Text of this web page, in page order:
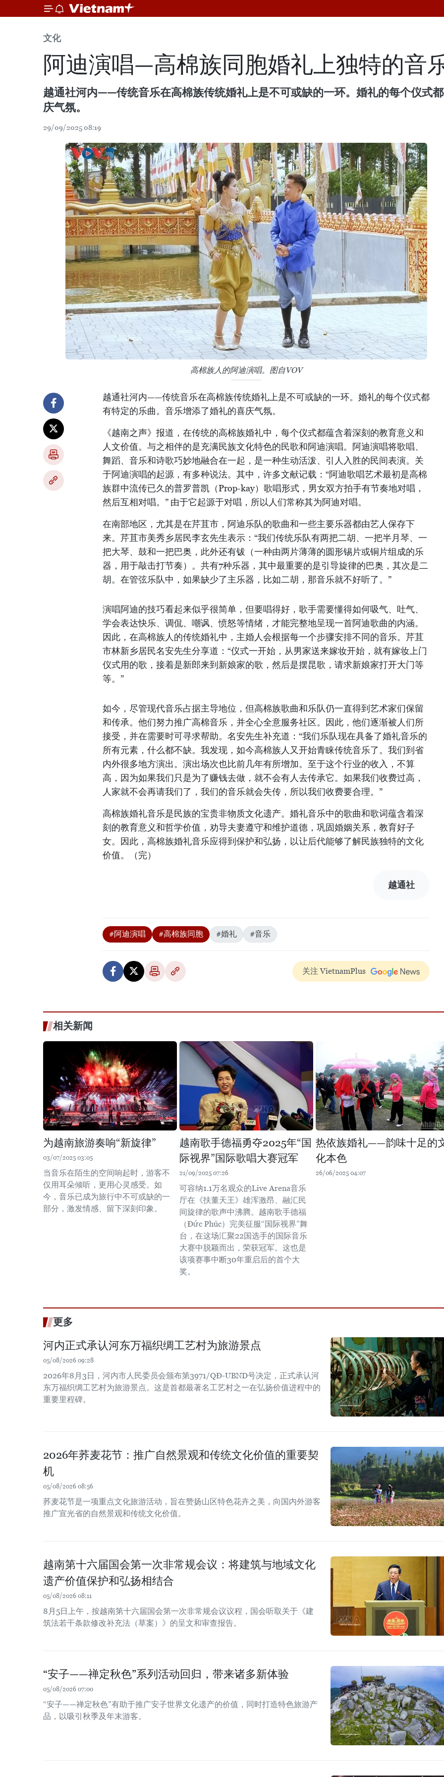
文化
阿迪演唱—高棉族同胞婚礼上独特的音
越通社河内——传统音乐在高棉族传统婚礼上是不可或缺的一环。婚礼的每个仪式
庆气氛。
29/09/2025 08:19
高棉族人的阿迪演唱。图自VOV
越通社河内——传统音乐在高棉族传统婚礼上是不可或缺的一环。婚礼的每个仪式都
有特定的乐曲。音乐增添了婚礼的喜庆气氛。
《越南之声》报道，在传统的高棉族婚礼中，每个仪式都蕴含着深刻的教育意义和
人文价值。与之相伴的是充满民族文化特色的民歌和阿迪演唱。阿迪演唱将歌唱、
舞蹈、音乐和诗歌巧妙地融合在一起，是一种生动活泼、引人入胜的民间表演。关
于阿迪演唱的起源，有多种说法。其中，许多文献记载：“阿迪歌唱艺术最初是高棉
族群中流传已久的普罗普凯（Prop-kay）歌唱形式，男女双方拍手有节奏地对唱，
然后互相对唱。” 由于它起源于对唱，所以人们常称其为阿迪对唱。
在南部地区，尤其是在芹苴市，阿迪乐队的歌曲和一些主要乐器都由艺人保存下
来。芹苴市美秀乡居民李玄先生表示：“我们传统乐队有两把二胡、一把半月琴、一
把大琴、鼓和一把巴奥，此外还有钹（一种由两片薄薄的圆形锡片或铜片组成的乐
器，用于敲击打节奏）。共有7种乐器，其中最重要的是引导旋律的巴奥，其次是二
胡。在管弦乐队中，如果缺少了主乐器，比如二胡，那音乐就不好听了。”
演唱阿迪的技巧看起来似乎很简单，但要唱得好，歌手需要懂得如何吸气、吐气、
学会表达快乐、调侃、嘲讽、愤怒等情绪，才能完整地呈现一首阿迪歌曲的内涵。
因此，在高棉族人的传统婚礼中，主婚人会根据每一个步骤安排不同的音乐。芹苴
市林新乡居民名安先生分享道：“仪式一开始，从男家送来嫁妆开始，就有嫁妆上门
仪式用的歌，接着是新郎来到新娘家的歌，然后是摆昆歌，请求新娘家打开大门等
等。”
如今，尽管现代音乐占据主导地位，但高棉族歌曲和乐队仍一直得到艺术家们保留
和传承。他们努力推广高棉音乐，并全心全意服务社区。因此，他们逐渐被人们所
接受，并在需要时可寻求帮助。名安先生补充道：“我们乐队现在具备了婚礼音乐的
所有元素，什么都不缺。我发现，如今高棉族人又开始青睐传统音乐了。我们到省
内外很多地方演出。演出场次也比前几年有所增加。至于这个行业的收入，不算
高，因为如果我们只是为了赚钱去做，就不会有人去传承它。如果我们收费过高，
人家就不会再请我们了，我们的音乐就会失传，所以我们收费要合理。”
高棉族婚礼音乐是民族的宝贵非物质文化遗产。婚礼音乐中的歌曲和歌词蕴含着深
刻的教育意义和哲学价值，劝导夫妻遵守和维护道德，巩固婚姻关系，教育好子
女。因此，高棉族婚礼音乐应得到保护和弘扬，以让后代能够了解民族独特的文化
价值。（完）
越通社
#阿迪演唱 #高棉族同胞 #婚礼 #音乐
关注 VietnamPlus
相关新闻
为越南旅游奏响“新旋律”
03/07/2025 03:05
当音乐在陌生的空间响起时，游客不
仅用耳朵倾听，更用心灵感受。如
今，音乐已成为旅行中不可或缺的一
部分，激发情感、留下深刻印象。
越南歌手德福勇夺2025年“国
际视界”国际歌唱大赛冠军
21/09/2025 07:26
可容纳1.1万名观众的Live Arena音乐
厅在《扶董天王》雄浑激昂、融汇民
间旋律的歌声中沸腾。越南歌手德福
（Đức Phúc）完美征服“国际视界”舞
台，在这场汇聚22国选手的国际音乐
大赛中脱颖而出，荣获冠军。这也是
该项赛事中断30年重启后的首个大
奖。
热依族婚礼——韵味十足的
化本色
26/06/2025 04:07
更多
河内正式承认河东万福织绸工艺村为旅游景点
05/08/2026 09:28
2026年8月3日，河内市人民委员会颁布第3971/QĐ-UBND号决定，正式承认河
东万福织绸工艺村为旅游景点。这是首都最著名工艺村之一在弘扬价值进程中的
重要里程碑。
2026年荞麦花节：推广自然景观和传统文化价值的重要契
机
05/08/2026 08:56
荞麦花节是一项重点文化旅游活动，旨在赞扬山区特色花卉之美，向国内外游客
推广宣光省的自然景观和传统文化价值。
越南第十六届国会第一次非常规会议：将建筑与地域文化
遗产价值保护和弘扬相结合
05/08/2026 08:11
8月5日上午，按越南第十六届国会第一次非常规会议议程，国会听取关于《建
筑法若干条款修改补充法（草案）》的呈文和审查报告。
“安子——禅定秋色”系列活动回归，带来诸多新体验
05/08/2026 07:00
“安子——禅定秋色”有助于推广安子世界文化遗产的价值，同时打造特色旅游产
品，以吸引秋季及年末游客。